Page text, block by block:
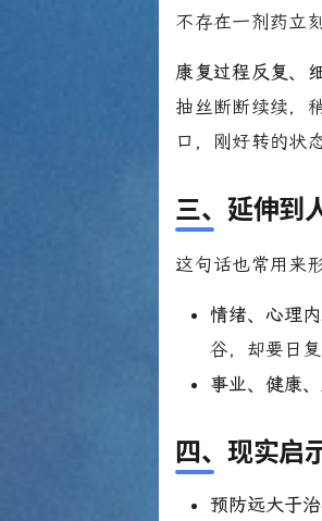
不存在一剂药立
康复过程反复、
抽丝断断续续，
口，刚好转的状
三、延伸到
这句话也常用来
情绪、心理
谷，却要日
事业、健康
四、现实启
预防远大于